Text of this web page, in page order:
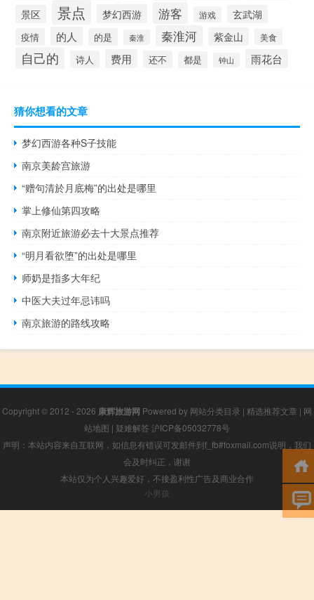
景区
景点 梦幻西游 游客 游戏 玄武湖
疫情 的人 的是 秦淮 秦淮河 紫金山 美食
自己的 诗人 费用 还不 都是 钟山 雨花台
猜你想看的文章
梦幻西游各种S子技能
南京美龄宫旅游
“赠句清於月底梅”的出处是哪里
掌上修仙第四攻略
南京附近旅游必去十大景点推荐
“明月看欲堕”的出处是哪里
师奶是指多大年纪
中医大夫过年忌讳吗
南京旅游的路线攻略
Copyright © 2012 - 2026 康辉旅游网 Powered by 网站分类目录 | 精选推荐文章 | 网
站地图 | 疑难解答 沪ICP备05032778号
声明：本站内容来自互联网，如信息有错误可发邮件到f_fb#foxmail.com说明，我们
会及时纠正，谢谢
本站仅为个人兴趣爱好，不接盈利性广告及商业合作
小男孩